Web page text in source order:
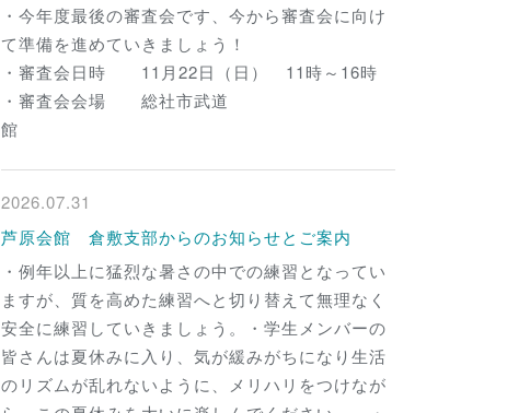
・今年度最後の審査会です、今から審査会に向け
て準備を進めていきましょう！
・審査会日時 11月22日（日） 11時～16時
・審査会会場 総社市武道
館
2026.07.31
芦原会館 倉敷支部からのお知らせとご案内
・例年以上に猛烈な暑さの中での練習となってい
ますが、質を高めた練習へと切り替えて無理なく
安全に練習していきましょう。・学生メンバーの
皆さんは夏休みに入り、気が緩みがちになり生活
のリズムが乱れないように、メリハリをつけなが